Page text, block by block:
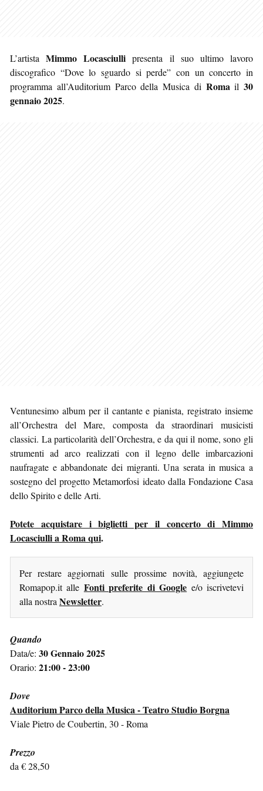
L’artistaMimmo Locasciulli presenta il suo ultimo lavoro
discografico “Dove lo sguardo si perde” con un concerto in
programma all’Auditorium Parco della Musica di Roma il 30
gennaio 2025.
Ventunesimo album per il cantante e pianista, registrato insieme
all’Orchestra del Mare, composta da straordinari musicisti
classici. La particolarità dell’Orchestra, e da qui il nome, sono gli
strumenti ad arco realizzati con il legno delle imbarcazioni
naufragate e abbandonate dei migranti. Una serata in musica a
sostegno del progetto Metamorfosi ideato dalla Fondazione Casa
dello Spirito e delle Arti.
Potete acquistare i biglietti per il concerto di Mimmo
Locasciulli a Roma qui.
Per restare aggiornati sulle prossime novità, aggiungete
Romapop.it alle Fonti preferite di Google e/o iscrivetevi
alla nostra Newsletter.
Quando
Data/e: 30 Gennaio 2025
Orario: 21:00 - 23:00
Dove
Auditorium Parco della Musica - Teatro Studio Borgna
Viale Pietro de Coubertin, 30 - Roma
Prezzo
da € 28,50